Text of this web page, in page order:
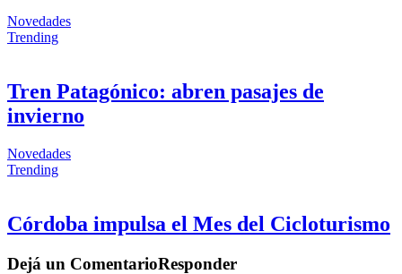
Novedades
Trending
Tren Patagónico: abren pasajes de
invierno
Novedades
Trending
Córdoba impulsa el Mes del Cicloturismo
Dejá un ComentarioResponder